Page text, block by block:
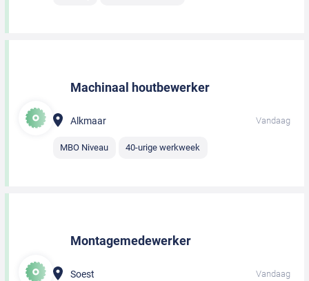
Machinaal houtbewerker
Alkmaar Vandaag
MBO Niveau 40-urige werkweek
Montagemedewerker
Soest Vandaag